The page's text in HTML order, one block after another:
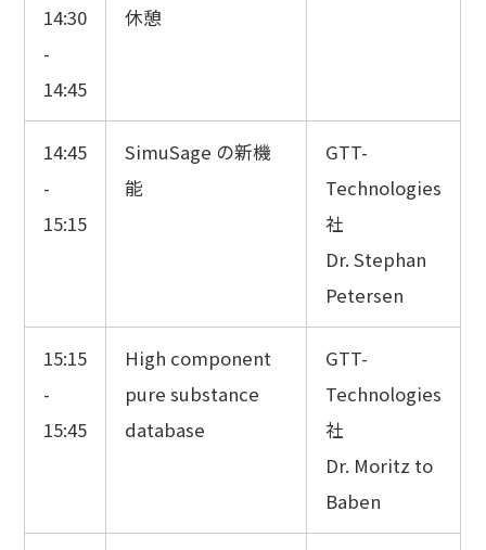
14:30
-
14:45
休憩
14:45
-
15:15
SimuSage の新機
能
GTT-
Technologies
社
Dr. Stephan
Petersen
15:15
-
15:45
High component
pure substance
database
GTT-
Technologies
社
Dr. Moritz to
Baben